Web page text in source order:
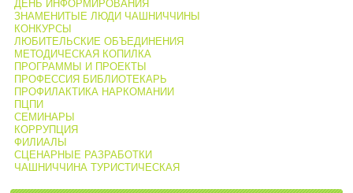
ДЕНЬ ИНФОРМИРОВАНИЯ
ЗНАМЕНИТЫЕ ЛЮДИ ЧАШНИЧЧИНЫ
КОНКУРСЫ
ЛЮБИТЕЛЬСКИЕ ОБЪЕДИНЕНИЯ
МЕТОДИЧЕСКАЯ КОПИЛКА
ПРОГРАММЫ И ПРОЕКТЫ
ПРОФЕССИЯ БИБЛИОТЕКАРЬ
ПРОФИЛАКТИКА НАРКОМАНИИ
ПЦПИ
СЕМИНАРЫ
КОРРУПЦИЯ
ФИЛИАЛЫ
СЦЕНАРНЫЕ РАЗРАБОТКИ
ЧАШНИЧЧИНА ТУРИСТИЧЕСКАЯ